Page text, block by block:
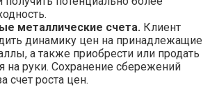
металлические счета. Клиент
динамику цен на принадлежащие
а также приобрести или продать
на руки. Сохранение сбережений
счет роста цен.